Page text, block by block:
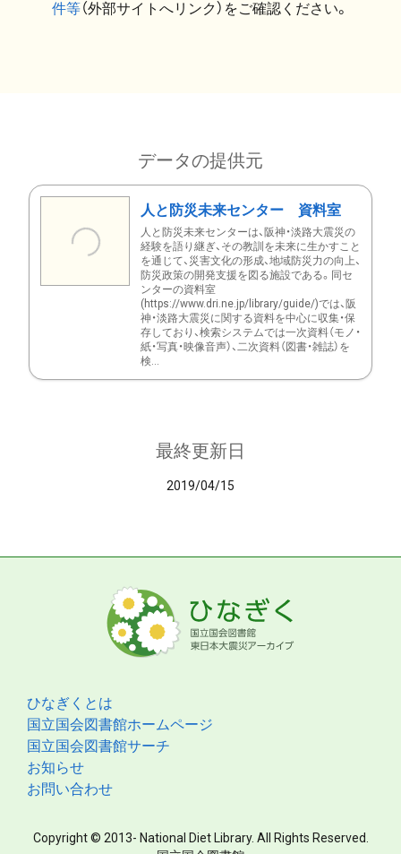
件等（外部サイトへリンク）をご確認ください。
データの提供元
人と防災未来センター 資料室
人と防災未来センターは、阪神・淡路大震災の
経験を語り継ぎ、その教訓を未来に生かすこと
を通じて、災害文化の形成、地域防災力の向上、
防災政策の開発支援を図る施設である。同セ
ンターの資料室
(https://www.dri.ne.jp/library/guide/)では、阪
神・淡路大震災に関する資料を中心に収集・保
存しており、検索システムでは一次資料（モノ・
紙・写真・映像音声）、二次資料（図書・雑誌）を
検...
最終更新日
2019/04/15
ひなぎくとは
国立国会図書館ホームページ
国立国会図書館サーチ
お知らせ
お問い合わせ
Copyright © 2013- National Diet Library. All Rights Reserved.